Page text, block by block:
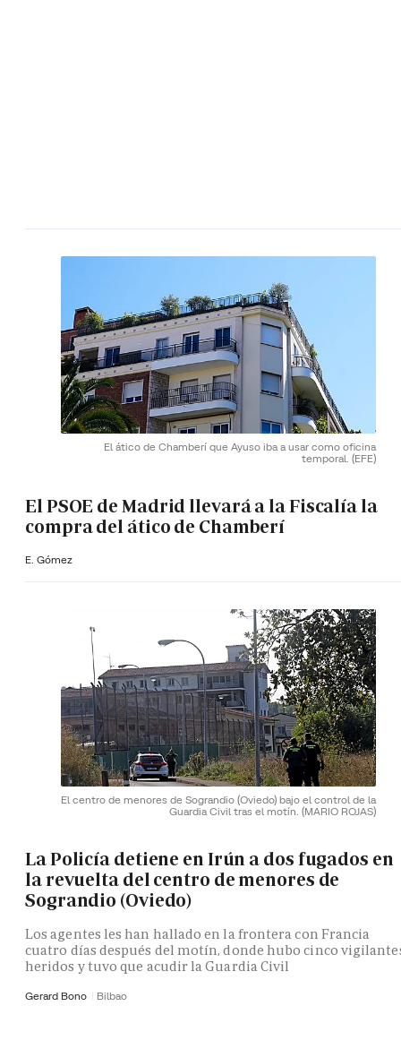
El ático de Chamberí que Ayuso iba a usar como oficina
temporal. (EFE)
El PSOE de Madrid llevará a la Fiscalía la
compra del ático de Chamberí
E. Gómez
El centro de menores de Sograndio (Oviedo) bajo el control de la
Guardia Civil tras el motín. (MARIO ROJAS)
La Policía detiene en Irún a dos fugados en
la revuelta del centro de menores de
Sograndio (Oviedo)
Los agentes les han hallado en la frontera con Francia
cuatro días después del motín, donde hubo cinco
heridos y tuvo que acudir la Guardia Civil
Gerard Bono Bilbao